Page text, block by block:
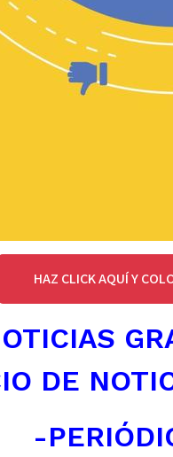
HAZ CLICK AQUÍ Y
DE
-